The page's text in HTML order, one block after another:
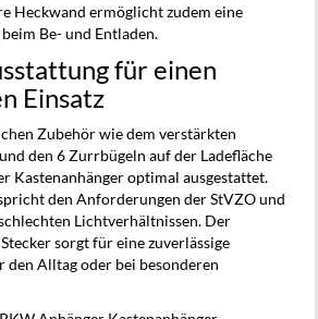
Heckwand ermöglicht zudem eine
Be- und Entladen.
für einen
Einsatz
Zubehör wie dem verstärkten
den 6 Zurrbügeln auf der Ladefläche
Kastenanhänger optimal ausgestattet.
den Anforderungen der StVZO und
Lichtverhältnissen. Der
sorgt für eine zuverlässige
den Alltag oder bei besonderen